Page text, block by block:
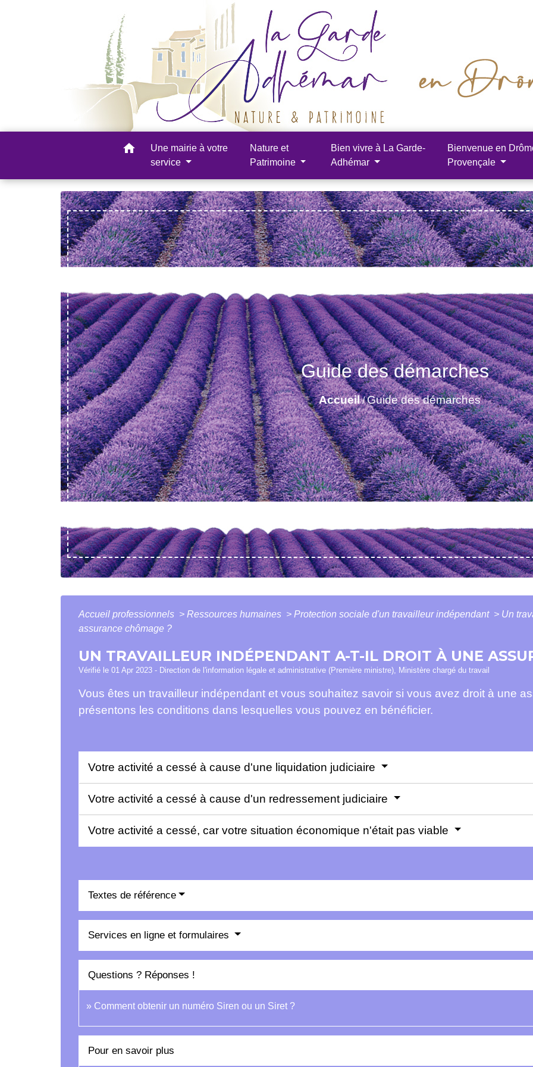
home
Une mairie à votre
service
Nature et
Patrimoine
Bien vivre à La Garde-
Adhémar
Bienvenue en
Provençale
Guide des démarches
Accueil/Guide des démarches
Accueil professionnels > Ressources humaines > Protection sociale d'un travailleur indépendant > Un
assurance chômage ?
UN TRAVAILLEUR INDÉPENDANT A-T-IL DROIT À UNE
Vérifié le 01 Apr 2023 - Direction de l'information légale et administrative (Première ministre), Ministère chargé du travail
Vous êtes un travailleur indépendant et vous souhaitez savoir si vous avez droit à une
présentons les conditions dans lesquelles vous pouvez en bénéficier.
Votre activité a cessé à cause d'une liquidation judiciaire
Votre activité a cessé à cause d'un redressement judiciaire
Votre activité a cessé, car votre situation économique n'était pas viable
Textes de référence
Services en ligne et formulaires
Questions ? Réponses !
Comment obtenir un numéro Siren ou un Siret ?
Pour en savoir plus